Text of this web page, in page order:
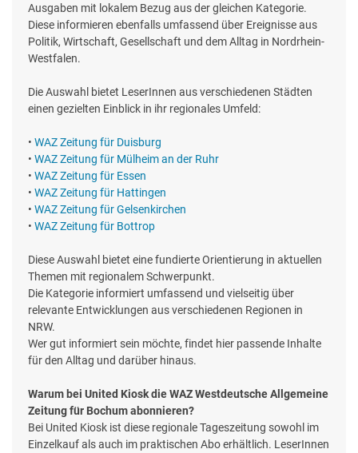
Ausgaben mit lokalem Bezug aus der gleichen Kategorie.
Diese informieren ebenfalls umfassend über Ereignisse aus
Politik, Wirtschaft, Gesellschaft und dem Alltag in Nordrhein-
Westfalen.
Die Auswahl bietet LeserInnen aus verschiedenen Städten
einen gezielten Einblick in ihr regionales Umfeld:
• WAZ Zeitung für Duisburg
• WAZ Zeitung für Mülheim an der Ruhr
• WAZ Zeitung für Essen
• WAZ Zeitung für Hattingen
• WAZ Zeitung für Gelsenkirchen
• WAZ Zeitung für Bottrop
Diese Auswahl bietet eine fundierte Orientierung in aktuellen
Themen mit regionalem Schwerpunkt.
Die Kategorie informiert umfassend und vielseitig über
relevante Entwicklungen aus verschiedenen Regionen in
NRW.
Wer gut informiert sein möchte, findet hier passende Inhalte
für den Alltag und darüber hinaus.
Warum bei United Kiosk die WAZ Westdeutsche Allgemeine
Zeitung für Bochum abonnieren?
Bei United Kiosk ist diese regionale Tageszeitung sowohl im
Einzelkauf als auch im praktischen Abo erhältlich. LeserInnen